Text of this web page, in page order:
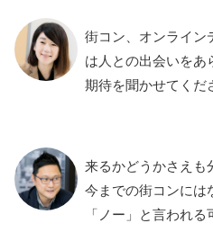
街コン、オンライン
は人との出会いをあ
期待を聞かせてくだ
来るかどうかさえも
今までの街コンには
「ノー」と言われ